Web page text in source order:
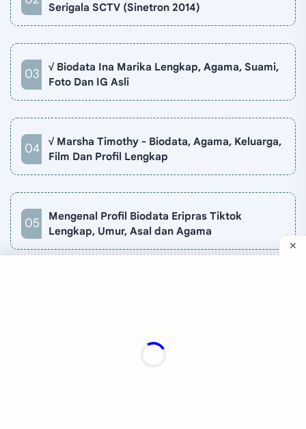
Serigala SCTV (Sinetron 2014)
√ Biodata Ina Marika Lengkap, Agama, Suami,
Foto Dan IG Asli
√ Marsha Timothy - Biodata, Agama, Keluarga,
Film Dan Profil Lengkap
Mengenal Profil Biodata Eripras Tiktok
Lengkap, Umur, Asal dan Agama
Quick Links